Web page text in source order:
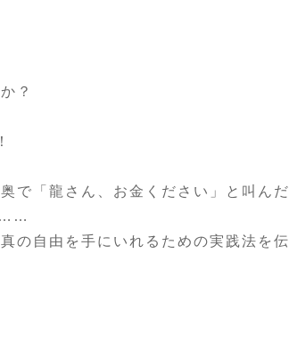
？
で「龍さん、お金ください」と叫ん
……
の自由を手にいれるための実践法を伝